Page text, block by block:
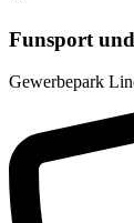
Funsport
Gewerbepark